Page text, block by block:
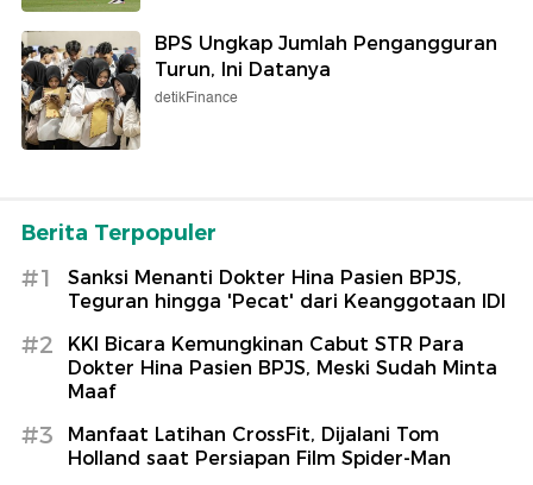
BPS Ungkap Jumlah Pengangguran
Turun, Ini Datanya
detikFinance
Berita Terpopuler
#1
Sanksi Menanti Dokter Hina Pasien BPJS,
Teguran hingga 'Pecat' dari Keanggotaan IDI
#2
KKI Bicara Kemungkinan Cabut STR Para
Dokter Hina Pasien BPJS, Meski Sudah Minta
Maaf
#3
Manfaat Latihan CrossFit, Dijalani Tom
Holland saat Persiapan Film Spider-Man